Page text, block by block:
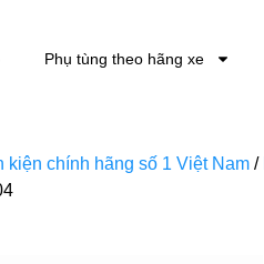
Phụ tùng theo hãng xe
kiện chính hãng số 1 Việt Nam /